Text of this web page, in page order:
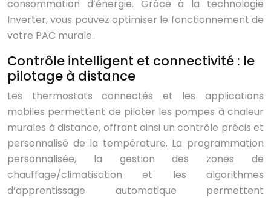
consommation d’énergie. Grâce à la technologie
Inverter, vous pouvez optimiser le fonctionnement de
votre PAC murale.
Contrôle intelligent et connectivité : le
pilotage à distance
Les thermostats connectés et les applications
mobiles permettent de piloter les pompes à chaleur
murales à distance, offrant ainsi un contrôle précis et
personnalisé de la température. La programmation
personnalisée, la gestion des zones de
chauffage/climatisation et les algorithmes
d’apprentissage automatique permettent